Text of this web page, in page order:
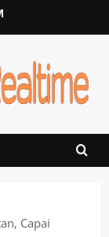
Capai